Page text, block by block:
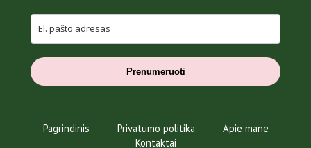
Prenumeruoti
Pagrindinis Privatumo politika
Apie mane
Kontaktai